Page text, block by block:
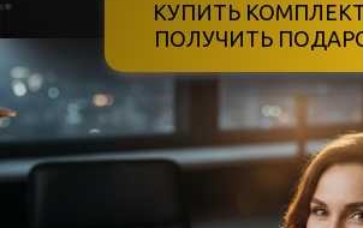
КУПИТЬ
ПОЛУЧИТЬ